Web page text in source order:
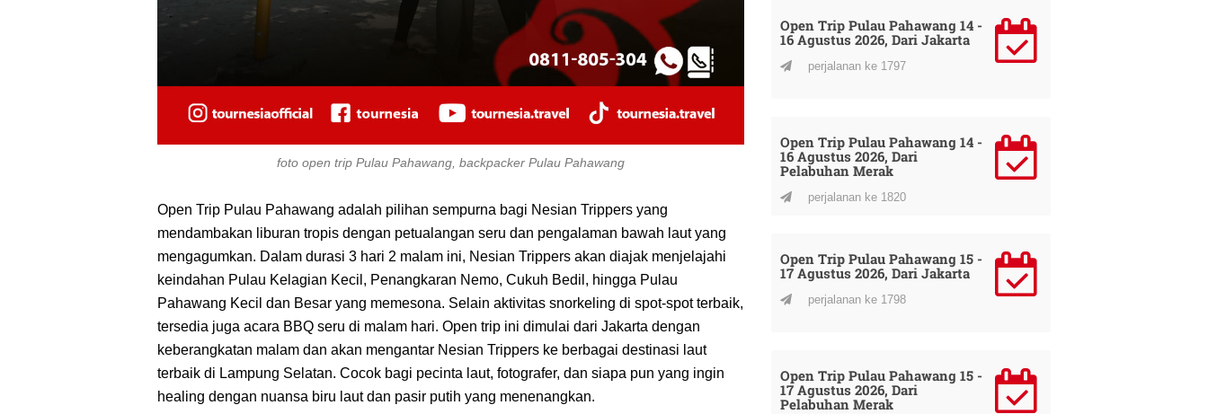
foto open trip Pulau Pahawang, backpacker Pulau Pahawang
Open Trip Pulau Pahawang adalah pilihan sempurna bagi Nesian Trippers yang
mendambakan liburan tropis dengan petualangan seru dan pengalaman bawah laut yang
mengagumkan. Dalam durasi 3 hari 2 malam ini, Nesian Trippers akan diajak menjelajahi
keindahan Pulau Kelagian Kecil, Penangkaran Nemo, Cukuh Bedil, hingga Pulau
Pahawang Kecil dan Besar yang memesona. Selain aktivitas snorkeling di spot-spot terbaik,
tersedia juga acara BBQ seru di malam hari. Open trip ini dimulai dari Jakarta dengan
keberangkatan malam dan akan mengantar Nesian Trippers ke berbagai destinasi laut
terbaik di Lampung Selatan. Cocok bagi pecinta laut, fotografer, dan siapa pun yang ingin
healing dengan nuansa biru laut dan pasir putih yang menenangkan.
Open Trip Pulau Pahawang 14 -
16 Agustus 2026, Dari Jakarta
perjalanan ke 1797
Open Trip Pulau Pahawang 14 -
16 Agustus 2026, Dari
Pelabuhan Merak
perjalanan ke 1820
Open Trip Pulau Pahawang 15 -
17 Agustus 2026, Dari Jakarta
perjalanan ke 1798
Open Trip Pulau Pahawang 15 -
17 Agustus 2026, Dari
Pelabuhan Merak